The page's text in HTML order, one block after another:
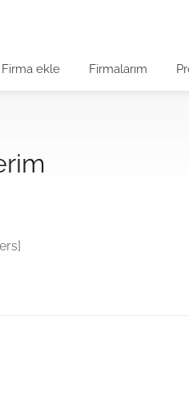
Firma ekle Firmalarım